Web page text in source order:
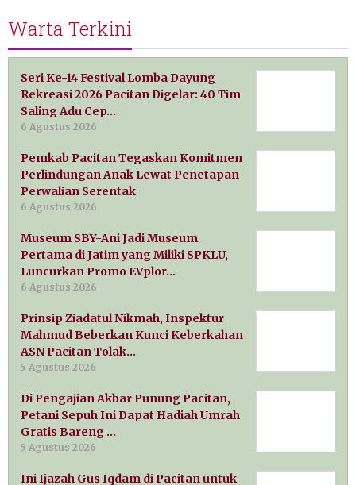
Warta Terkini
Seri Ke-14 Festival Lomba Dayung
Rekreasi 2026 Pacitan Digelar: 40 Tim
Saling Adu Cep…
6 Agustus 2026
Pemkab Pacitan Tegaskan Komitmen
Perlindungan Anak Lewat Penetapan
Perwalian Serentak
6 Agustus 2026
Museum SBY-Ani Jadi Museum
Pertama di Jatim yang Miliki SPKLU,
Luncurkan Promo EVplor…
6 Agustus 2026
Prinsip Ziadatul Nikmah, Inspektur
Mahmud Beberkan Kunci Keberkahan
ASN Pacitan Tolak…
5 Agustus 2026
Di Pengajian Akbar Punung Pacitan,
Petani Sepuh Ini Dapat Hadiah Umrah
Gratis Bareng …
5 Agustus 2026
Ini Ijazah Gus Iqdam di Pacitan untuk